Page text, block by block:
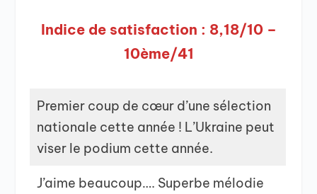
Indice de satisfaction : 8,18/10 –
10ème/41
Premier coup de cœur d’une sélection
nationale cette année ! L’Ukraine peut
viser le podium cette année.
J’aime beaucoup…. Superbe mélodie